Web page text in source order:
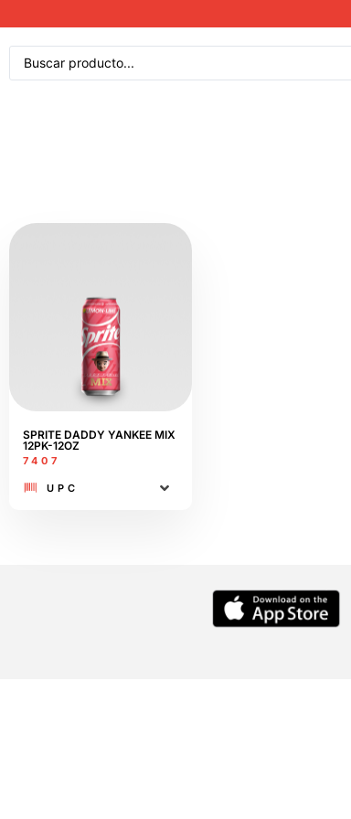
SPRITE DADDY YANKEE MIX
12PK-12OZ
7407
UPC